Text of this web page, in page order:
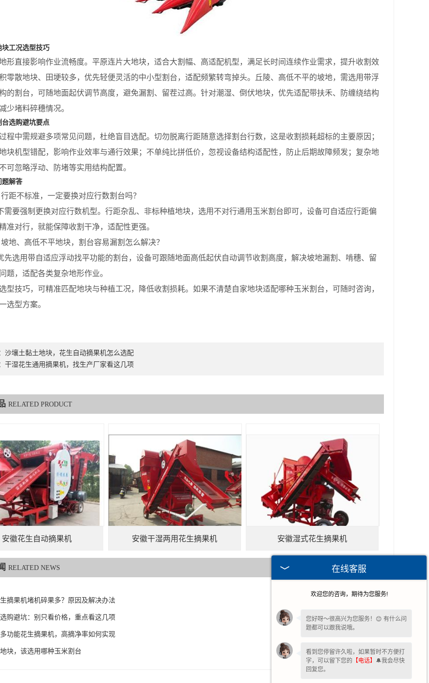
块工况选型技巧
直接影响作业流畅度。平原连片大地块，适合大割幅、高适配机型，满足长时间连续作业需求，提升收割效
零散地块、田埂较多，优先轻便灵活的中小型割台，适配频繁转弯掉头。丘陵、高低不平的坡地，需选用带浮
的割台，可随地面起伏调节高度，避免漏割、留茬过高。针对潮湿、倒伏地块，优先适配带扶禾、防缠绕结构
少堵料碎穗情况。
台选购避坑要点
中需规避多项常见问题，杜绝盲目选配。切勿脱离行距随意选择割台行数，这是收割损耗超标的主要原因；
块机型错配，影响作业效率与通行效果；不单纯比拼低价，忽视设备结构适配性，防止后期故障频发；复杂地
可忽略浮动、防堵等实用结构配置。
题解答
不标准，一定要换对应行数割台吗？
强制更换对应行数机型。行距杂乱、非标种植地块，选用不对行通用玉米割台即可，设备可自适应行距偏
准对行，就能保障收割干净，适配性更强。
、高低不平地块，割台容易漏割怎么解决？
用带自适应浮动找平功能的割台，设备可跟随地面高低起伏自动调节收割高度，解决坡地漏割、啃穗、留
题，适配各类复杂地形作业。
技巧，可精准匹配地块与种植工况，降低收割损耗。如果不清楚自家地块适配哪种玉米割台，可随时咨询，
选型方案。
沙壤土黏土地块，花生自动摘果机怎么选配
干湿花生通用摘果机，找生产厂家看这几项
RELATED PRODUCT
安徽花生自动摘果机 安徽干湿两用花生摘果机 安徽湿式花生摘果机
RELATED NEWS
摘果机堵机碎果多？原因及解决办法
购避坑：别只看价格，重点看这几项 2026-07-23
功能花生摘果机，高摘净率如何实现
块，该选用哪种玉米割台 2026-07-11
在线客服
欢迎您的咨询，期待为您服务!
您好呀～很高兴为您服务！😊 有什么问
题都可以跟我说哦。
看到您停留许久啦，如果暂时不方便打
字，可以留下您的 【电话】 🔔我会尽快
回复您。